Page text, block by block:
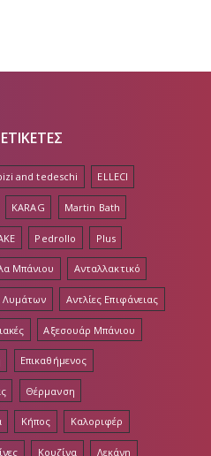
and tedeschi ELLECI
KARAG Martin Bath
Pedrollo Plus
Μπάνιου Ανταλλακτικό
Λυμάτων Αντλίες Επιφάνειας
Αξεσουάρ Μπάνιου
Επικαθήμενος
Θέρμανση
Κήπος Καλοριφέρ
Κουζίνα Λεκάνη